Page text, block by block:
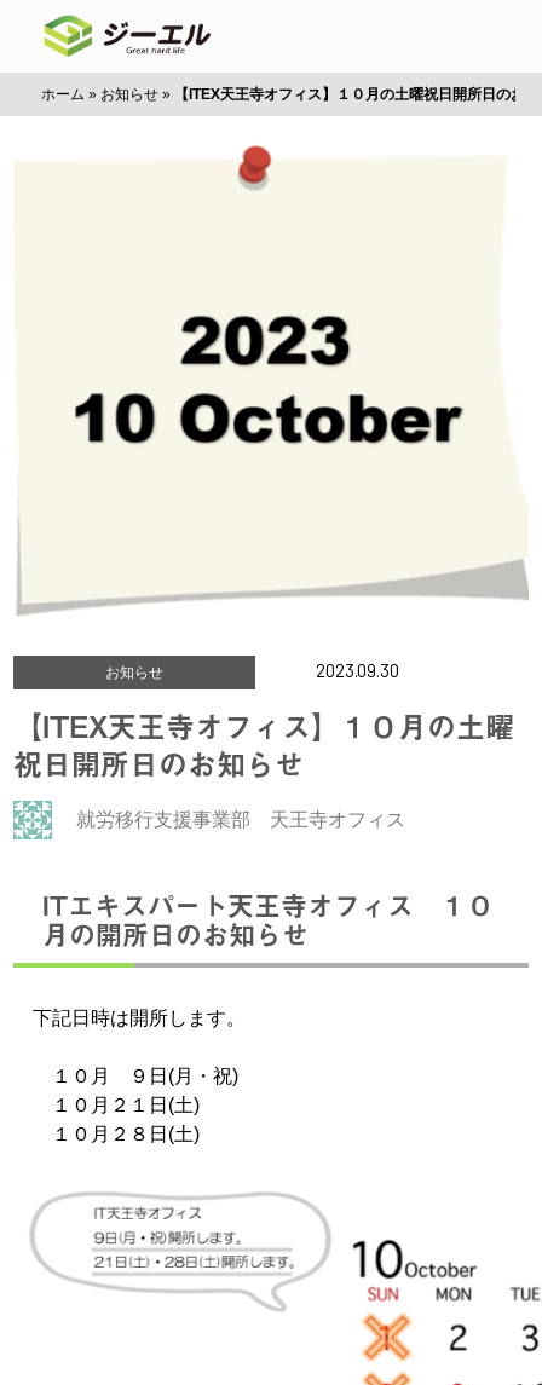
ホーム » お知らせ » 【ITEX天王寺オフィス】１０月の土曜祝日開所日のお
お知らせ 2023.09.30
【ITEX天王寺オフィス】１０月の土曜
祝日開所日のお知らせ
就労移行支援事業部 天王寺オフィス
ITエキスパート天王寺オフィス １０
月の開所日のお知らせ
下記日時は開所します。
１０月 ９日(月・祝)
１０月２１日(土)
１０月２８日(土)